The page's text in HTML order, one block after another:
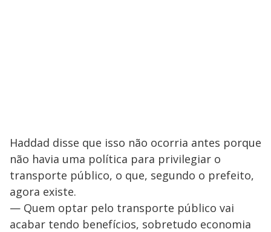
Haddad disse que isso não ocorria antes porque
não havia uma política para privilegiar o
transporte público, o que, segundo o prefeito,
agora existe.
— Quem optar pelo transporte público vai
acabar tendo benefícios, sobretudo economia